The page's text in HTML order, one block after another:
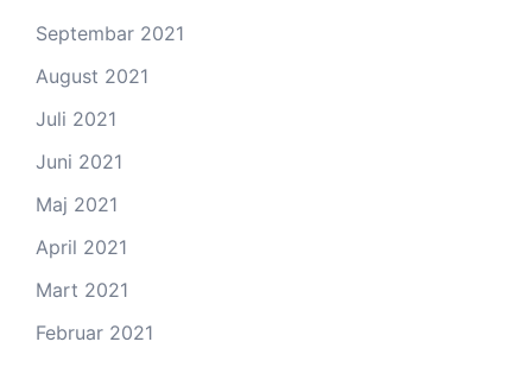
Septembar 2021
August 2021
Juli 2021
Juni 2021
Maj 2021
April 2021
Mart 2021
Februar 2021